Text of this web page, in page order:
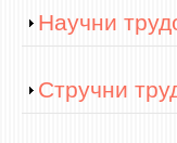
Show
Научни
Show
Стручни